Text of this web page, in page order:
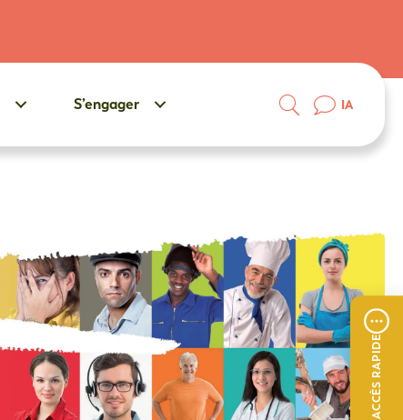
ACCÈS RAPIDE
S’engager IA